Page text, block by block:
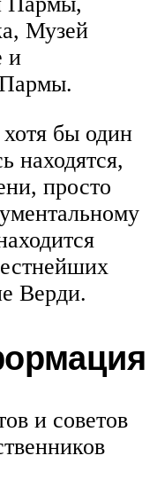
Музей
и
бы один
находятся,
просто
Верди.
и советов